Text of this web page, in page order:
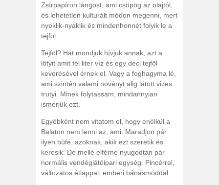
Zsírpapíron lángost, ami csöpög az olajtól,
és lehetetlen kulturált módon megenni, mert
nyeklik-nyaklik és mindenhonnét folyik le a
tejföl.
Tejföl? Hát mondjuk hívjuk annak, azt a
lötyit amit fél liter víz és egy deci tejföl
keverésével érnek el. Vagy a foghagyma lé,
ami szintén valami növényt alig látott vizes
trutyi. Minek folytassam, mindannyian
ismerjük ezt.
Egyébként nem vitatom el, hogy enélkül a
Balaton nem lenni az, ami. Maradjon pár
ilyen büfé, azoknak, akik ezt szeretik és
keresik. De mellé elférne nyugodtan pár
normális vendéglátóipari egység. Pincérrel,
változatos étlappal, emberi bánásmóddal.